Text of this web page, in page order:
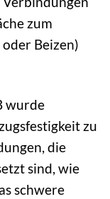
zum
Beizen)
wurde
zu
die
sind, wie
schwere